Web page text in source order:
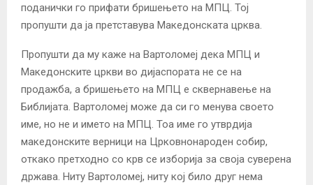
поданички го прифати бришењето на МПЦ. Тој
пропушти да ја претставува Македонската црква.
Пропушти да му каже на Вартоломеј дека МПЦ и
Македонските цркви во дијаспората не се на
продажба, а бришењето на МПЦ е сквернавење на
Библијата. Вартоломеј може да си го менува своето
име, но не и името на МПЦ. Тоа име го утврдија
македонските верници на Црковнонароден собир,
откако претходно со крв се изборија за своја суверена
држава. Ниту Вартоломеј, ниту кој било друг нема